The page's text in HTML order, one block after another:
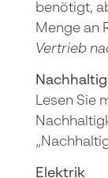
benötigt,
Menge an
Vertrieb
Lesen Sie
Elektrik